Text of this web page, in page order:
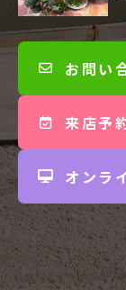
お問い
来店予
オンラ